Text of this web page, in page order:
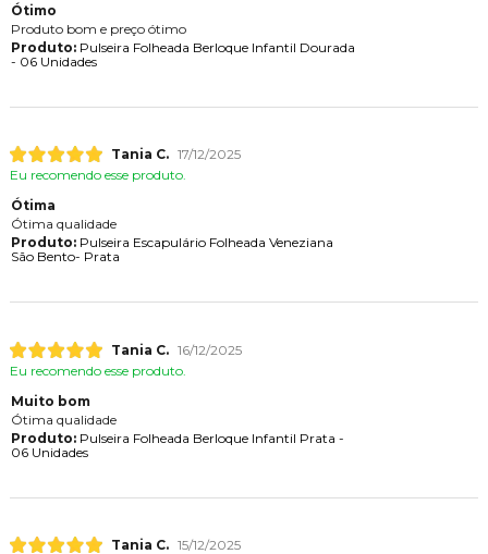
Ótimo
Produto bom e preço ótimo
Produto:Pulseira Folheada Berloque Infantil Dourada
- 06 Unidades
Tania C. 17/12/2025
Eu recomendo esse produto.
Ótima
Ótima qualidade
Produto:Pulseira Escapulário Folheada Veneziana
São Bento- Prata
Tania C. 16/12/2025
Eu recomendo esse produto.
Muito bom
Ótima qualidade
Produto:Pulseira Folheada Berloque Infantil Prata -
06 Unidades
Tania C. 15/12/2025